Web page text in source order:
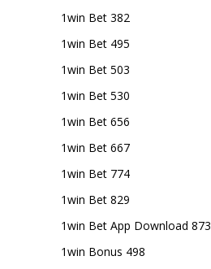
1win Bet 382
1win Bet 495
1win Bet 503
1win Bet 530
1win Bet 656
1win Bet 667
1win Bet 774
1win Bet 829
1win Bet App Download 873
1win Bonus 498